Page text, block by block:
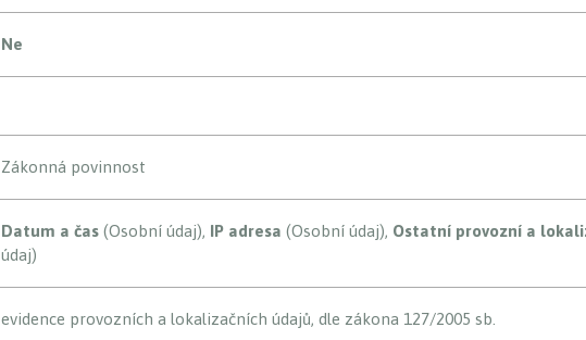
Ne
Zákonná povinnost
Datum a čas (Osobní údaj), IP adresa (Osobní údaj), Ostatní provozní a
údaj)
evidence provozních a lokalizačních údajů, dle zákona 127/2005 sb.